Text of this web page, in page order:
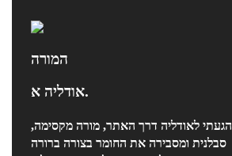
המורה
אודליה א.
הגעתי לאודליה דרך האתר, מורה מקסימה,
סבלנית ומסבירה את החומר בצורה ברורה